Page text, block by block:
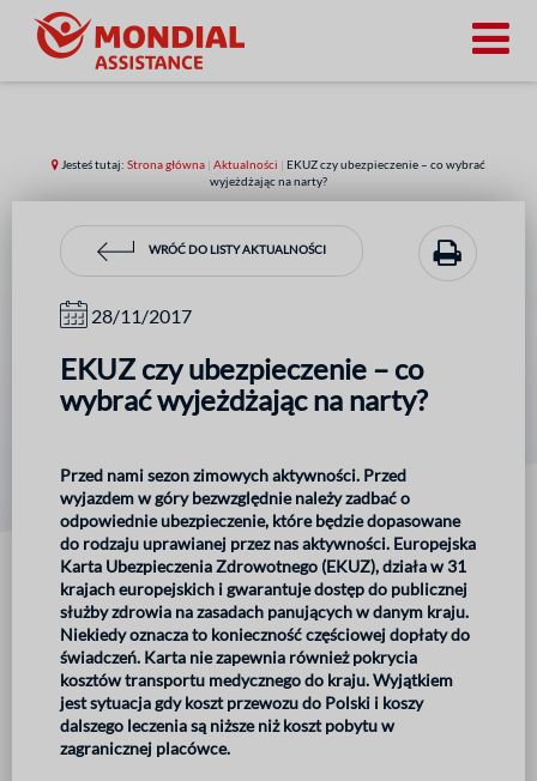
Jesteś tutaj: Strona główna | Aktualności | EKUZ czy ubezpieczenie – co wybrać
wyjeżdżając na narty?
WRÓĆ DO LISTY AKTUALNOŚCI
28/11/2017
EKUZ czy ubezpieczenie – co
wybrać wyjeżdżając na narty?
Przed nami sezon zimowych aktywności. Przed
wyjazdem w góry bezwzględnie należy zadbać o
odpowiednie ubezpieczenie, które będzie dopasowane
do rodzaju uprawianej przez nas aktywności. Europejska
Karta Ubezpieczenia Zdrowotnego (EKUZ), działa w 31
krajach europejskich i gwarantuje dostęp do publicznej
służby zdrowia na zasadach panujących w danym kraju.
Niekiedy oznacza to konieczność częściowej dopłaty do
świadczeń. Karta nie zapewnia również pokrycia
kosztów transportu medycznego do kraju. Wyjątkiem
jest sytuacja gdy koszt przewozu do Polski i koszy
dalszego leczenia są niższe niż koszt pobytu w
zagranicznej placówce.